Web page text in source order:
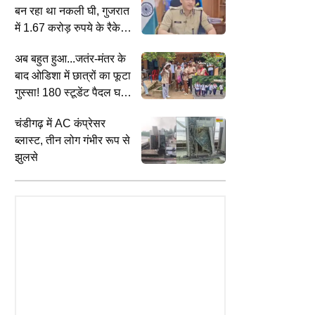
7 अगस्त से मोटे लाभ को रेडी हो जाएं इन 5
बन रहा था नकली घी, गुजरात
में 1.67 करोड़ रुपये के रैकेट
होती थी सप्लाई
अब बहुत हुआ...जतंर-मंतर के
बाद ओडिशा में छात्रों का फूटा
गुस्सा! 180 स्टूडेंट पैदल घर
चंडीगढ़ में AC कंप्रेसर
ब्लास्ट, तीन लोग गंभीर रूप से
झुलसे